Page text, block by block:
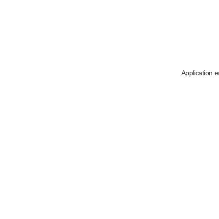
Application